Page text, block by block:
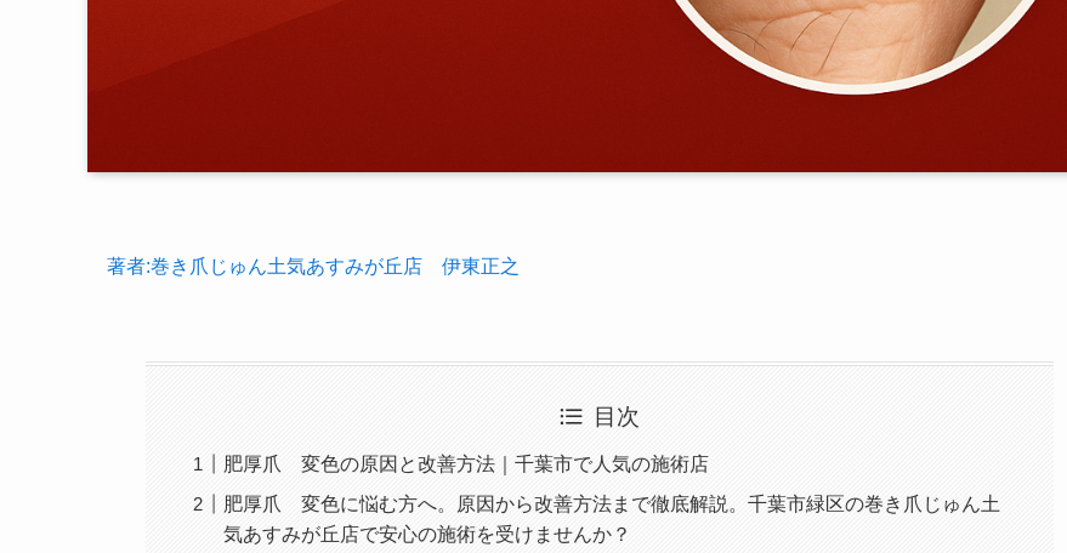
著者:巻き爪じゅん土気あすみが丘店 伊東正之
目次
肥厚爪 変色の原因と改善方法｜千葉市で人気の施術店
肥厚爪 変色に悩む方へ。原因から改善方法まで徹底解説。千葉市緑区の巻き爪じゅん土
気あすみが丘店で安心の施術を受けませんか？